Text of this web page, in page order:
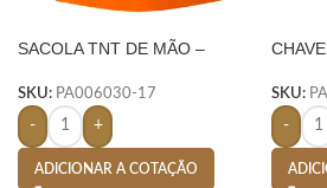
SACOLA TNT DE MÃO –
SKU: PA006030-17
- +
ADICIONAR A COTAÇÃO
PRETO
SKU:
-